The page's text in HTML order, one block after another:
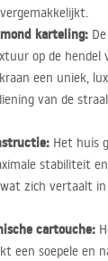
karteling:
op de
een uniek,
van de
Het huis
stabiliteit
zich vertaalt
cartouche:
een soepele en